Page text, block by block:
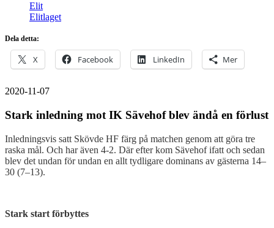
Elit
Elitlaget
Dela detta:
X Facebook LinkedIn Mer
2020-11-07
Stark inledning mot IK Sävehof blev ändå en förlust
Inledningsvis satt Skövde HF färg på matchen genom att göra tre
raska mål. Och har även 4-2. Där efter kom Sävehof ifatt och sedan
blev det undan för undan en allt tydligare dominans av gästerna 14–
30 (7–13).
Stark start förbyttes